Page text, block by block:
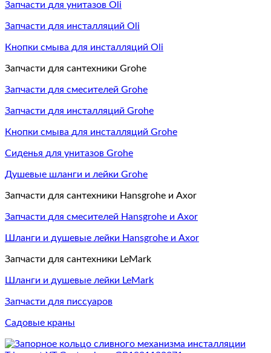
Запчасти для унитазов Oli
Запчасти для инсталляций Oli
Кнопки смыва для инсталляций Oli
Запчасти для сантехники Grohe
Запчасти для смесителей Grohe
Запчасти для инсталляций Grohe
Кнопки смыва для инсталляций Grohe
Сиденья для унитазов Grohe
Душевые шланги и лейки Grohe
Запчасти для сантехники Hansgrohe и Axor
Запчасти для смесителей Hansgrohe и Axor
Шланги и душевые лейки Hansgrohe и Axor
Запчасти для сантехники LeMark
Шланги и душевые лейки LeMark
Запчасти для писсуаров
Садовые краны